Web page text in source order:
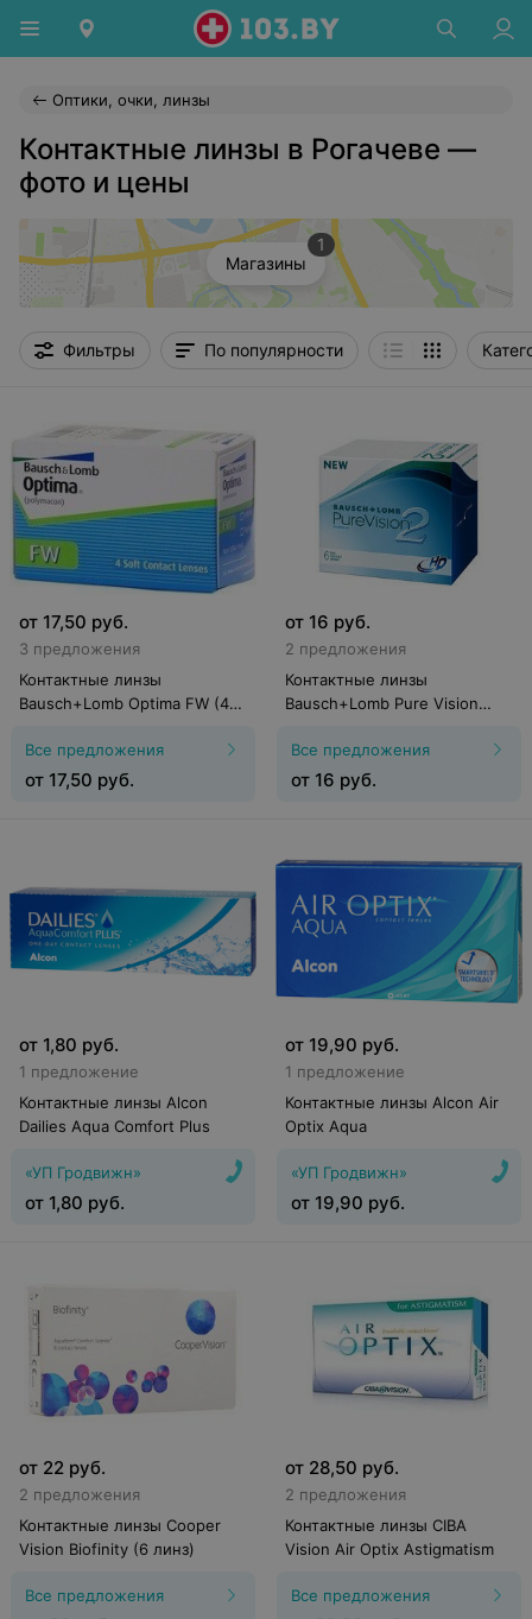
Оптики, очки, линзы
Контактные линзы в Рогачеве —
фото и цены
Магазины
1
Фильтры По популярности
от 17,50 руб.
3 предложения
Контактные линзы
Bausch+Lomb Optima FW (4
Все предложения
от 17,50 руб.
от 16 руб.
2 предложения
Контактные линзы
Bausch+Lomb Pure Vision
Все предложения
от 16 руб.
от 1,80 руб.
1 предложение
Контактные линзы Alcon
Dailies Aqua Comfort Plus
«УП Гродвижн»
от 1,80 руб.
от 19,90 руб.
1 предложение
Контактные линзы Alcon Air
Optix Aqua
«УП Гродвижн»
от 19,90 руб.
от 22 руб.
2 предложения
Контактные линзы Cooper
Vision Biofinity (6 линз)
Все предложения
от 28,50 руб.
2 предложения
Контактные линзы CIBA
Vision Air Optix Astigmatism
Все предложения